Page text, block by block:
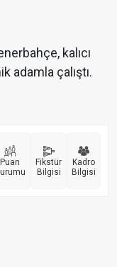
kalıcı
adamla çalıştı.
Puan
Fikstür
Bilgisi
Kadro
Bilgisi